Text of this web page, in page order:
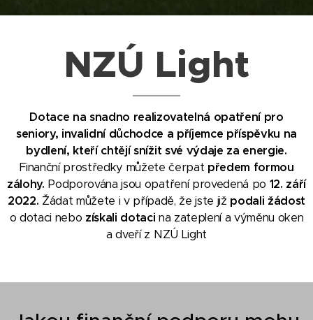
NZÚ Light
Dotace na snadno realizovatelná opatření pro
seniory, invalidní důchodce a příjemce příspěvku na
bydlení, kteří chtějí snížit své výdaje za energie.
Finanční prostředky můžete čerpat předem formou
zálohy. Podporována jsou opatření provedená po 12. září
2022. Žádat můžete i v případě, že jste již podali žádost
o dotaci nebo získali dotaci na zateplení a výměnu oken
a dveří z NZÚ Light